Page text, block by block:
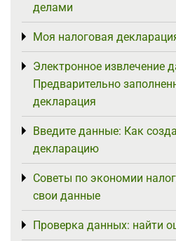
делами
Моя налоговая
Toggle menu
Электронное извлечение
Предварительно
декларация
Toggle menu
Введите данные: Как
декларацию
Toggle menu
Советы по экономии
свои данные
Toggle menu
Проверка данных: найти
Toggle menu